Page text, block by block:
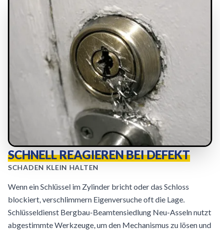
SCHNELL REAGIEREN BEI DEFEKT
SCHADEN KLEIN HALTEN
Wenn ein Schlüssel im Zylinder bricht oder das Schloss
blockiert, verschlimmern Eigenversuche oft die Lage.
Schlüsseldienst Bergbau-Beamtensiedlung Neu-Asseln nutzt
abgestimmte Werkzeuge, um den Mechanismus zu lösen und